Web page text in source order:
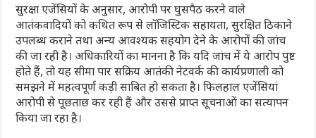
सुरक्षा एजेंसियों के अनुसार, आरोपी पर घुसपैठ करने वाले
आतंकवादियों को कथित रूप से लॉजिस्टिक सहायता, सुरक्षित ठिकाने
उपलब्ध कराने तथा अन्य आवश्यक सहयोग देने के आरोपों की जांच
की जा रही है। अधिकारियों का मानना है कि यदि जांच में ये आरोप पुष्ट
होते हैं, तो यह सीमा पार सक्रिय आतंकी नेटवर्क की कार्यप्रणाली को
समझने में महत्वपूर्ण कड़ी साबित हो सकता है। फिलहाल एजेंसियां
आरोपी से पूछताछ कर रही हैं और उससे प्राप्त सूचनाओं का सत्यापन
किया जा रहा है।